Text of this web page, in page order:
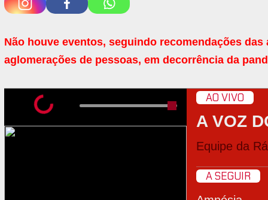
Não houve eventos, seguindo recomendações
aglomerações de pessoas, em decorrência da
AO VIVO
A VOZ
Equipe da
A SEGUIR